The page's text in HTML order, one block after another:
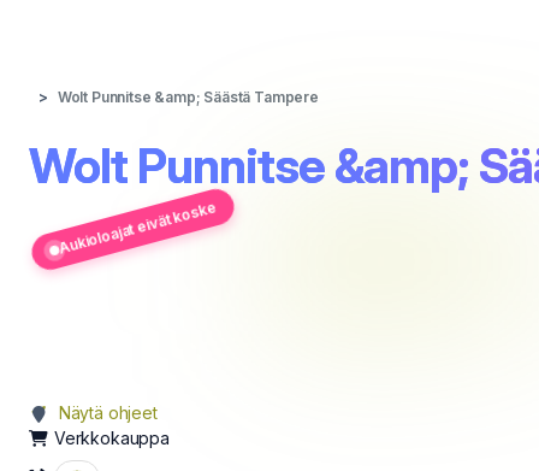
Wolt Punnitse &amp; Säästä Tampere
Wolt Punnitse &amp;
Aukioloajat eivät koske
Näytä ohjeet
Verkkokauppa